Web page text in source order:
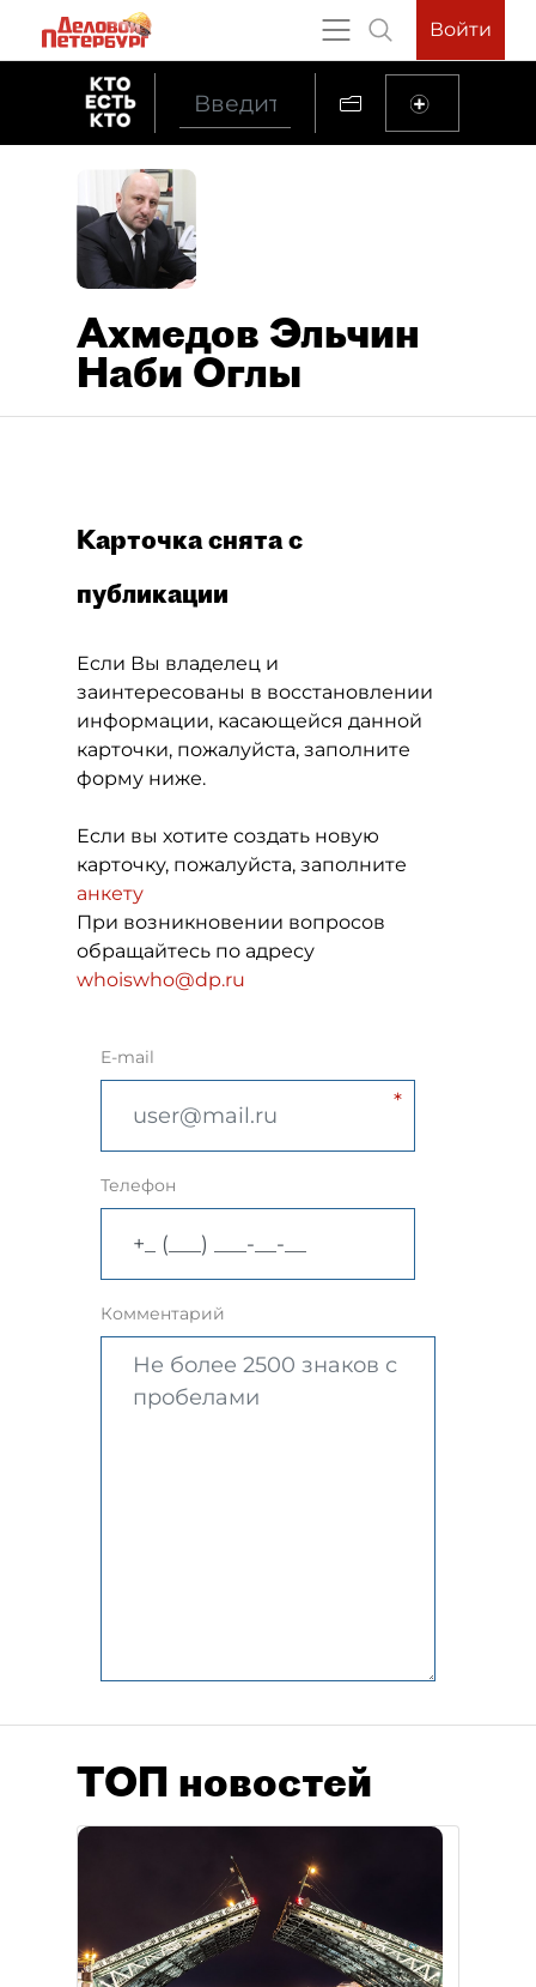
Войти
Ахмедов Эльчин
Наби Оглы
Карточка снята с
публикации
Если Вы владелец и
заинтересованы в восстановлении
информации, касающейся данной
карточки, пожалуйста, заполните
форму ниже.
Если вы хотите создать новую
карточку, пожалуйста, заполните
анкету
При возникновении вопросов
обращайтесь по адресу
whoiswho@dp.ru
E-mail
Телефон
Комментарий
ТОП новостей